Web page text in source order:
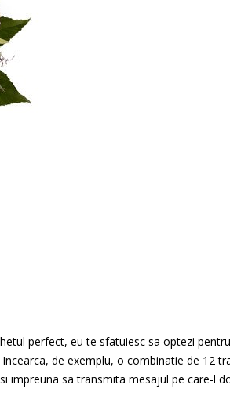
perfect, eu te sfatuiesc sa optezi
de exemplu, o combinatie de 12
impreuna sa transmita mesajul pe care-l